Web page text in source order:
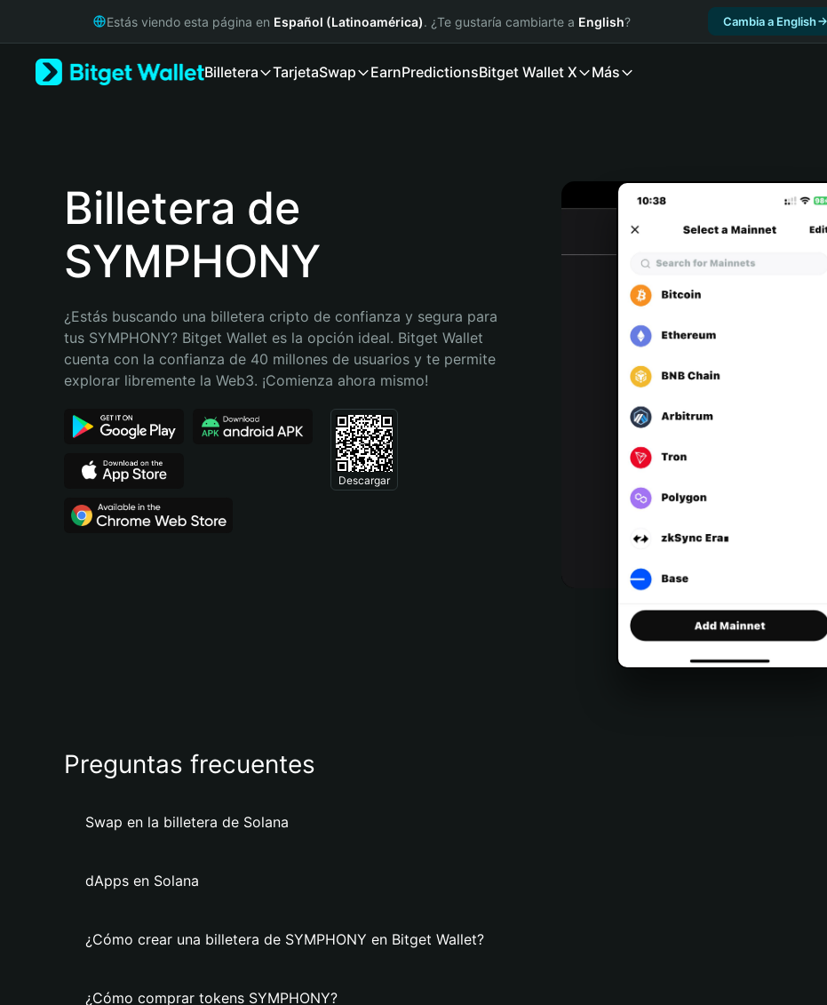
Русский
Português (Portugal)
Bahasa Indonesia
Português (Brasil)
Español (Argentina)
Estás viendo esta página en Español (Latinoamérica). ¿Te gustaría cambiarte a English? Cambia a English
Billetera TarjetaSwap EarnPredictionsBitget Wallet X Más
Billetera de
SYMPHONY
¿Estás buscando una billetera cripto de confianza y segura para
tus SYMPHONY? Bitget Wallet es la opción ideal. Bitget Wallet
cuenta con la confianza de 40 millones de usuarios y te permite
explorar libremente la Web3. ¡Comienza ahora mismo!
Descargar
Preguntas frecuentes
Swap en la billetera de Solana
dApps en Solana
¿Cómo crear una billetera de SYMPHONY en Bitget Wallet?
¿Cómo comprar tokens SYMPHONY?